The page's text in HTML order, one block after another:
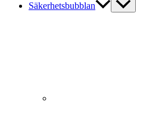
Säkerhetsbubblan